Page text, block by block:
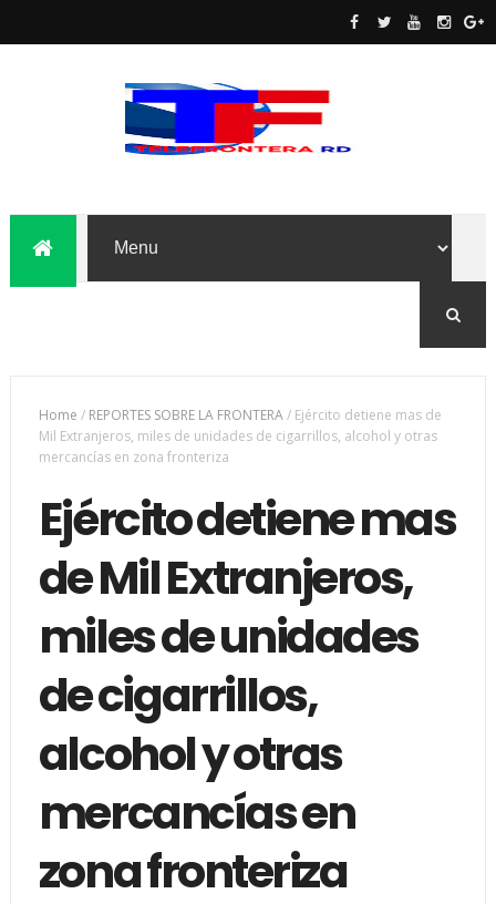
Home / REPORTES SOBRE LA FRONTERA/ Ejército detiene mas de
Mil Extranjeros, miles de unidades de cigarrillos, alcohol y otras
mercancías en zona fronteriza
Ejército detiene mas
de Mil Extranjeros,
miles de unidades
de cigarrillos,
alcohol y otras
mercancías en
zona fronteriza